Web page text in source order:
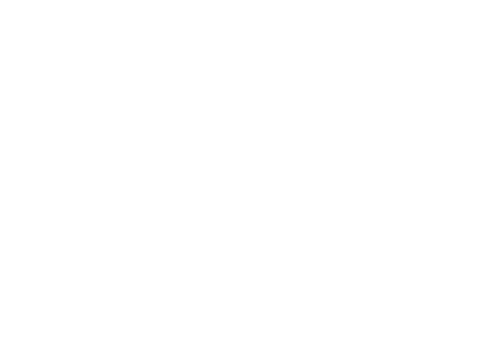
könnyű megközelíthetősége. Budapest
autóval és tömegközlekedéssel is
mellett található Callas Café & Restaurant
környezete révén ideális helyszínt nyújt
rendezvények élményét. A Callas Café nemcsak a
hiszen vendégeink könnyedén elérhetik
történelmi épület és a kifinomult szolgáltatás